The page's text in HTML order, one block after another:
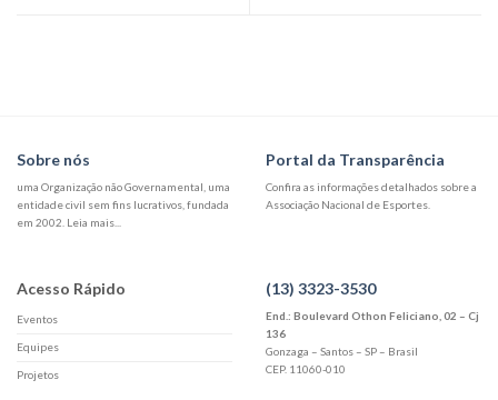
Sobre nós
uma Organização não Governamental, uma
entidade civil sem fins lucrativos, fundada
em 2002. Leia mais...
Portal da Transparência
Confira as informações detalhados sobre a
Associação Nacional de Esportes.
Acesso Rápido
Eventos
Equipes
Projetos
(13) 3323-3530
End.: Boulevard Othon Feliciano, 02 – Cj
136
Gonzaga – Santos – SP – Brasil
CEP. 11060-010